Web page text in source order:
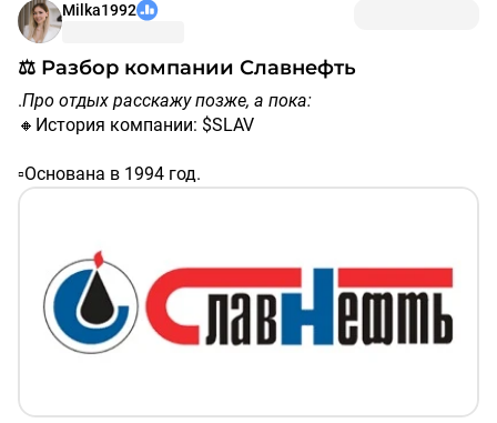
Milka1992
⚖️ Разбор компании Славнефть
.
Про отдых расскажу позже, а пока:
🔸История компании: $SLAV
▫️Основана в 1994 год.
консорциуму ТНК и «Сибнефти» (ныне «Газпром
нефть»). ​$SIBN
▫️2009 год: начало распродажи сервисных активов
компании, включая семь вспомогательных блоков.
сервисных активов на сумму 2,2 миллиарда рублей.